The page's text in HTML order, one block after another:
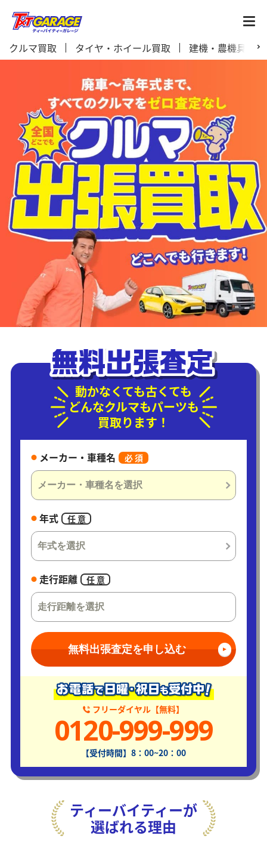
クルマ買取 タイヤ・ホイール買取 建機・農機具買取
動かなくても古くても
どんなクルマもパーツも
買取ります！
メーカー・車種名 必 須
年式 任 意
走行距離 任 意
無料出張査定を申し込む
フリーダイヤル【無料】
0120-999-999
【受付時間】8：00~20：00
ティーバイティーが
選ばれる理由